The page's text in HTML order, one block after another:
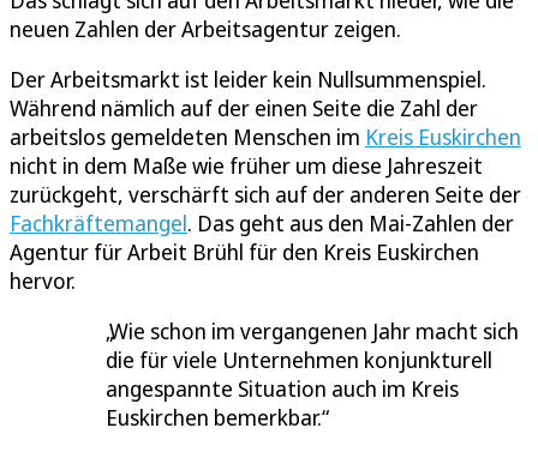
neuen Zahlen der Arbeitsagentur zeigen.
Der Arbeitsmarkt ist leider kein Nullsummenspiel.
Während nämlich auf der einen Seite die Zahl der
arbeitslos gemeldeten Menschen im Kreis Euskirchen
nicht in dem Maße wie früher um diese Jahreszeit
zurückgeht, verschärft sich auf der anderen Seite der
Fachkräftemangel. Das geht aus den Mai-Zahlen der
Agentur für Arbeit Brühl für den Kreis Euskirchen
hervor.
Wie schon im vergangenen Jahr macht sich
die für viele Unternehmen konjunkturell
angespannte Situation auch im Kreis
Euskirchen bemerkbar.